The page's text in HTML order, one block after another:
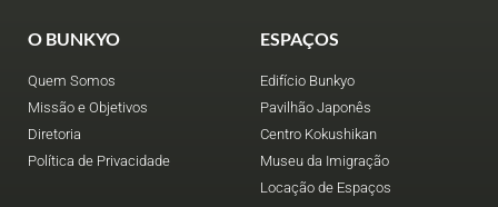
O BUNKYO
Quem Somos
Missão e Objetivos
Diretoria
Política de Privacidade
ESPAÇOS
Edifício Bunkyo
Pavilhão Japonês
Centro Kokushikan
Museu da Imigração
Locação de Espaços